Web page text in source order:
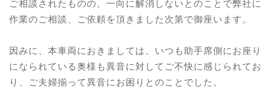
ご相談されたものの、一向に解消しないとのことで弊社に
作業のご相談、ご依頼を頂きました次第で御座います。
因みに、本車両におきましては、いつも助手席側にお座り
になられている奥様も異音に対してご不快に感じられてお
り、ご夫婦揃って異音にお困りとのことでした。